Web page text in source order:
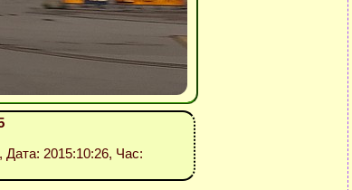
, Дата: 2015:10:26, Час: